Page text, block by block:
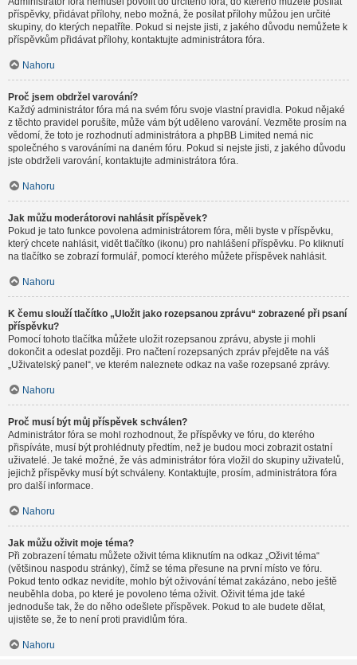
příspěvky, přidávat přílohy, nebo možná, že posílat přílohy můžou jen určité
skupiny, do kterých nepatříte. Pokud si nejste jisti, z jakého důvodu nemůžete k
příspěvkům přidávat přílohy, kontaktujte administrátora fóra.
Nahoru
Proč jsem obdržel varování?
Každý administrátor fóra má na svém fóru svoje vlastní pravidla. Pokud nějaké
z těchto pravidel porušíte, může vám být uděleno varování. Vezměte prosím na
vědomí, že toto je rozhodnutí administrátora a phpBB Limited nemá nic
společného s varováními na daném fóru. Pokud si nejste jisti, z jakého důvodu
jste obdrželi varování, kontaktujte administrátora fóra.
Nahoru
Jak můžu moderátorovi nahlásit příspěvek?
Pokud je tato funkce povolena administrátorem fóra, měli byste v příspěvku,
který chcete nahlásit, vidět tlačítko (ikonu) pro nahlášení příspěvku. Po kliknutí
na tlačítko se zobrazí formulář, pomocí kterého můžete příspěvek nahlásit.
Nahoru
K čemu slouží tlačítko „Uložit jako rozepsanou zprávu“ zobrazené při psaní
příspěvku?
Pomocí tohoto tlačítka můžete uložit rozepsanou zprávu, abyste ji mohli
dokončit a odeslat později. Pro načtení rozepsaných zpráv přejděte na váš
„Uživatelský panel“, ve kterém naleznete odkaz na vaše rozepsané zprávy.
Nahoru
Proč musí být můj příspěvek schválen?
Administrátor fóra se mohl rozhodnout, že příspěvky ve fóru, do kterého
přispíváte, musí být prohlédnuty předtím, než je budou moci zobrazit ostatní
uživatelé. Je také možné, že vás administrátor fóra vložil do skupiny uživatelů,
jejichž příspěvky musí být schváleny. Kontaktujte, prosím, administrátora fóra
pro další informace.
Nahoru
Jak můžu oživit moje téma?
Při zobrazení tématu můžete oživit téma kliknutím na odkaz „Oživit téma“
(většinou naspodu stránky), čímž se téma přesune na první místo ve fóru.
Pokud tento odkaz nevidíte, mohlo být oživování témat zakázáno, nebo ještě
neuběhla doba, po které je povoleno téma oživit. Oživit téma jde také
jednoduše tak, že do něho odešlete příspěvek. Pokud to ale budete dělat,
ujistěte se, že to není proti pravidlům fóra.
Nahoru